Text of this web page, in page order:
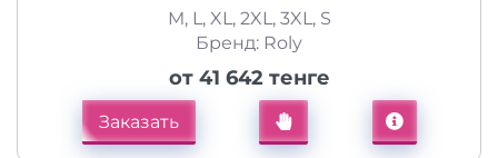
M, L, XL, 2XL, 3XL, S
Бренд: Roly
от 41 642 тенге
Заказать